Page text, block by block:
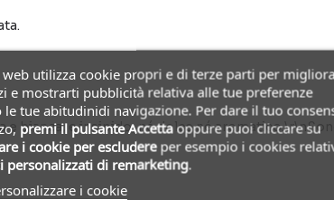
bianca, e insipido, né dolce né
utilizza cookie propri e di terze parti per
e mostrarti pubblicità relativa alle tue preferenze
le tue abitudinidi navigazione. Per dare il tuo
premi il pulsante Accettaoppure puoi cliccare su
i cookie per escludereper esempio i cookies
personalizzati di remarketing.
i cookie